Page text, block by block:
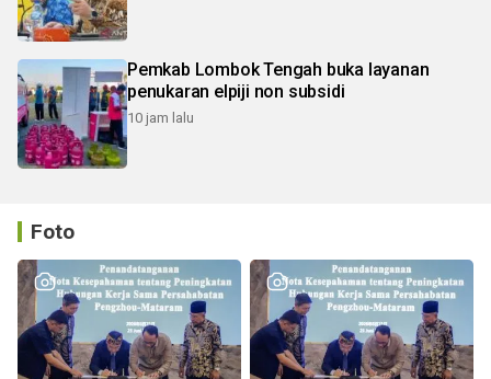
Pemkab Lombok Tengah buka layanan
penukaran elpiji non subsidi
10 jam lalu
Foto